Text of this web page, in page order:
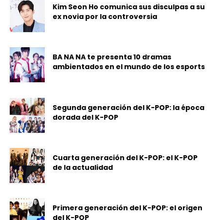
Kim Seon Ho comunica sus disculpas a su
ex novia por la controversia
BA NA NA te presenta 10 dramas
ambientados en el mundo de los esports
Segunda generación del K-POP: la época
dorada del K-POP
Cuarta generación del K-POP: el K-POP
de la actualidad
Primera generación del K-POP: el origen
del K-POP